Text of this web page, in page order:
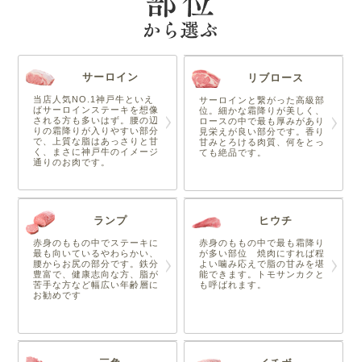
サーロイン
当店人気NO.1神戸牛といえ
ばサーロインステーキを想像
される方も多いはず。腰の辺
りの霜降りが入りやすい部分
で、上質な脂はあっさりと甘
く、まさに神戸牛のイメージ
通りのお肉です。
リブロース
サーロインと繋がった高級部
位。細かな霜降りが美しく、
ロースの中で最も厚みがあり
見栄えが良い部分です。香り
甘みとろける肉質、何をとっ
ても絶品です。
ランプ
赤身のももの中でステーキに
最も向いているやわらかい、
腰からお尻の部分です。鉄分
豊富で、健康志向な方、脂が
苦手な方など幅広い年齢層に
お勧めです
ヒウチ
赤身のももの中で最も霜降り
が多い部位 焼肉にすれば程
よい噛み応えで脂の甘みを堪
能できます。トモサンカクと
も呼ばれます。